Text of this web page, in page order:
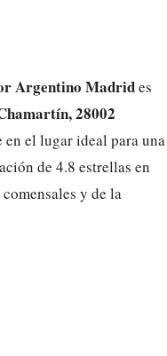
Argentino Madrides
28002
el lugar ideal para una
de 4.8 estrellas en
y de la